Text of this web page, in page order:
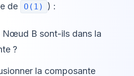
de
O(1) ) :
B sont-ils dans la
?
la composante